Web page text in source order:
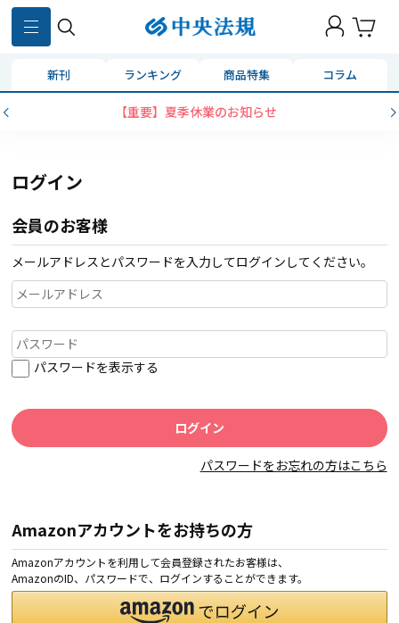
新刊 ランキング 商品特集 コラム
【重要】夏季休業のお知らせ
ログイン
会員のお客様
メールアドレスとパスワードを入力してログインしてください。
パスワードを表示する
パスワードをお忘れの方はこちら
Amazonアカウントをお持ちの方
Amazonアカウントを利用して会員登録されたお客様は、
AmazonのID、パスワードで、ログインすることができます。